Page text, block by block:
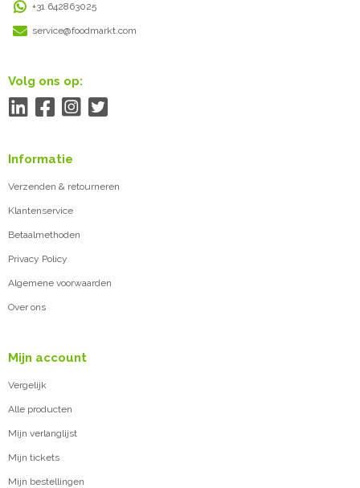
+31 642863025
service@foodmarkt.com
Volg ons op:
Informatie
Verzenden & retourneren
Klantenservice
Betaalmethoden
Privacy Policy
Algemene voorwaarden
Over ons
Mijn account
Vergelijk
Alle producten
Mijn verlanglijst
Mijn tickets
Mijn bestellingen